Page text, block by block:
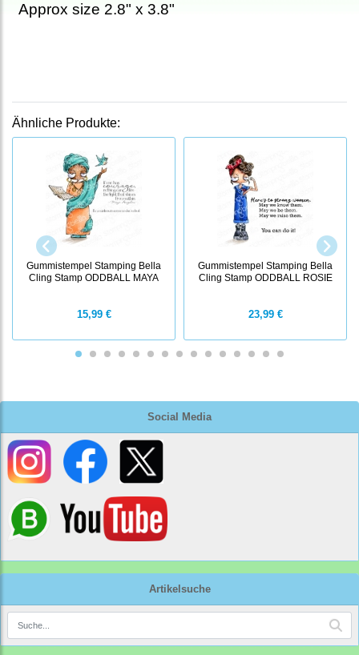
Social Media
Artikelsuche
Approx size 2.8" x 3.8"
Ähnliche Produkte:
Gummistempel Stamping Bella
Cling Stamp ODDBALL MAYA
15,99 €
Gummistempel Stamping Bella
Cling Stamp ODDBALL ROSIE
23,99 €